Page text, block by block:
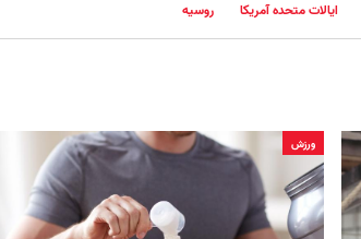
ایالات متحده آمریکا روسیه
ورزش